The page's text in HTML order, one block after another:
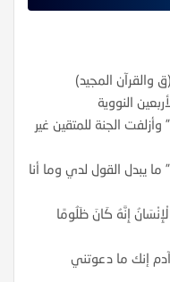
النووية
تعالى: ” وأزلفت الجنة للمتقين غير
تعالى: ” ما يبدل القول لدي وما أنا
7- ﴿وَحَمَلَهَا الْإِنْسَانُ إِنَّهُ كَانَ ظَلُومًا
42- يا ابن آدم إنك ما دعوتني